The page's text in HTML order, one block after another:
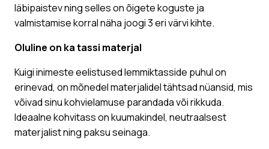
läbipaistev ning selles on õigete koguste ja
valmistamise korral näha joogi 3 eri värvi kihte.
Oluline on ka tassi materjal
Kuigi inimeste eelistused lemmiktasside puhul on
erinevad, on mõnedel materjalidel tähtsad nüansid, mis
võivad sinu kohvielamuse parandada või rikkuda.
Ideaalne kohvitass on kuumakindel, neutraalsest
materjalist ning paksu seinaga.